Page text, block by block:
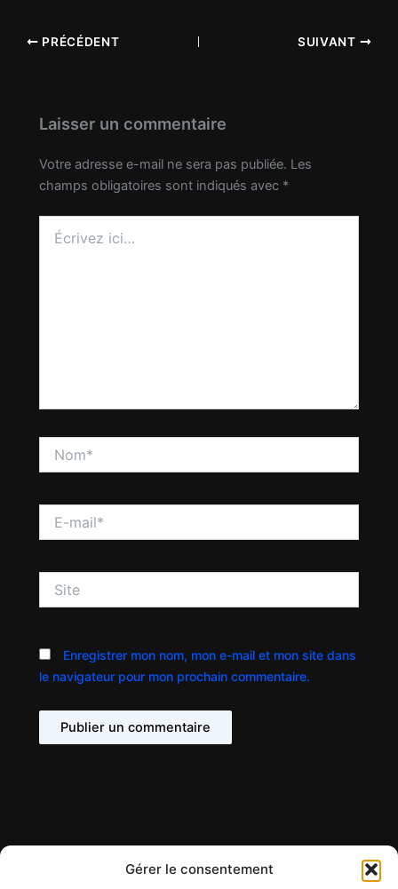
Gérer le consentement
PRÉCÉDENT SUIVANT
Laisser un commentaire
Votre adresse e-mail ne sera pas publiée. Les
champs obligatoires sont indiqués avec *
ici…
mail*
Enregistrer mon nom, mon e-mail et mon site dans
le navigateur pour mon prochain commentaire.